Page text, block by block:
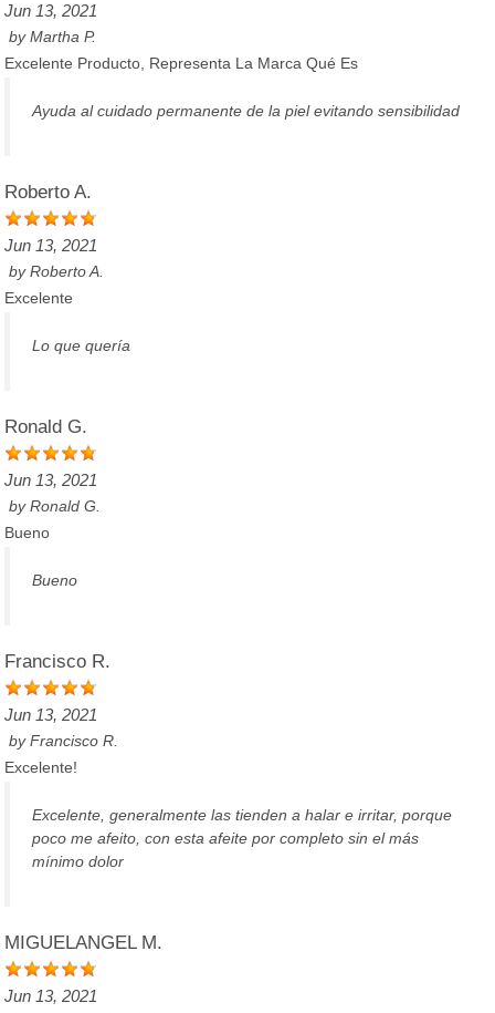
Jun 13, 2021
byMartha P.
Excelente Producto, Representa La Marca Qué Es
Ayuda al cuidado permanente de la piel evitando sensibilidad
Roberto A.
Jun 13, 2021
byRoberto A.
Excelente
Lo que quería
Ronald G.
Jun 13, 2021
byRonald G.
Bueno
Bueno
Francisco R.
Jun 13, 2021
byFrancisco R.
Excelente!
Excelente, generalmente las tienden a halar e irritar, porque
poco me afeito, con esta afeite por completo sin el más
mínimo dolor
MIGUELANGEL M.
Jun 13, 2021